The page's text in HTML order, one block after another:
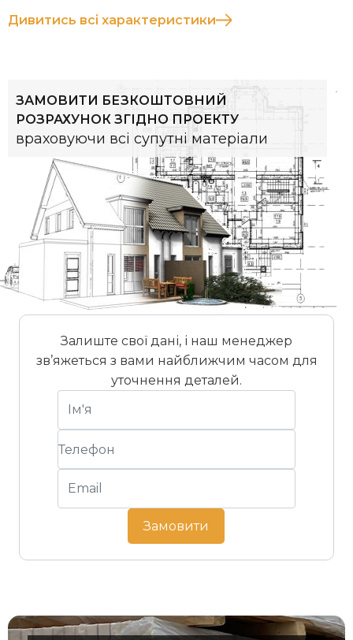
клінкерну фасадну та підлогову плитку,
облицювальну клінкерну цеглу, клінкерну
* Витрата плитки вказано з розрахунку
рекомендованої товщини шва 12 мм.
Дивитись всі характеристики
ЗАМОВИТИ БЕЗКОШТОВНИЙ
РОЗРАХУНОК ЗГІДНО ПРОЕКТУ
враховуючи всі супутні матеріали
Залиште свої дані, і наш менеджер
зв’яжеться з вами найближчим часом для
уточнення деталей.
Замовити